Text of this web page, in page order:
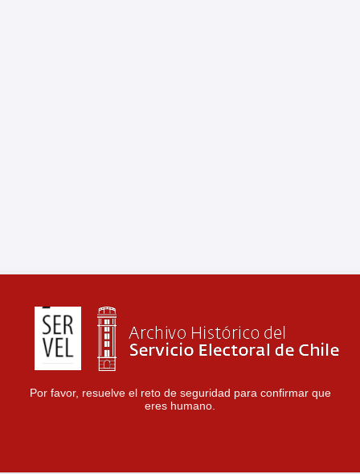
Por favor, resuelve el reto de seguridad para confirmar que
eres humano.